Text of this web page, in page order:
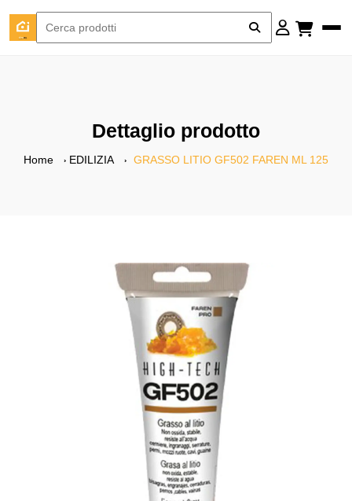
Dettaglio prodotto
Home EDILIZIA GRASSO LITIO GF502 FAREN ML 125